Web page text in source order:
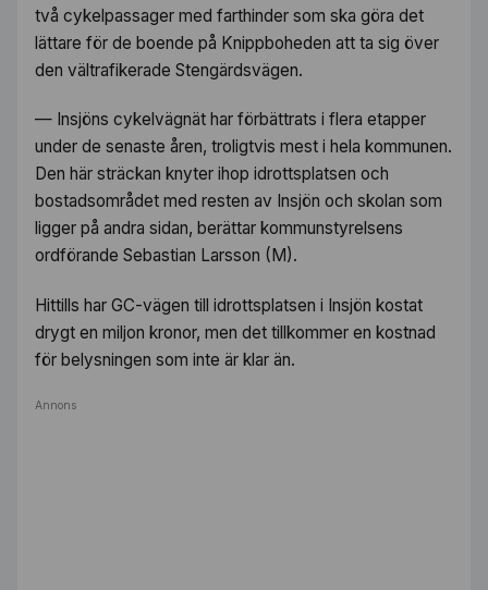
två cykelpassager med farthinder som ska göra det
lättare för de boende på Knippboheden att ta sig över
den vältrafikerade Stengärdsvägen.
— Insjöns cykelvägnät har förbättrats i flera etapper
under de senaste åren, troligtvis mest i hela kommunen.
Den här sträckan knyter ihop idrottsplatsen och
bostadsområdet med resten av Insjön och skolan som
ligger på andra sidan, berättar kommunstyrelsens
ordförande Sebastian Larsson (M).
Hittills har GC-vägen till idrottsplatsen i Insjön kostat
drygt en miljon kronor, men det tillkommer en kostnad
för belysningen som inte är klar än.
Annons